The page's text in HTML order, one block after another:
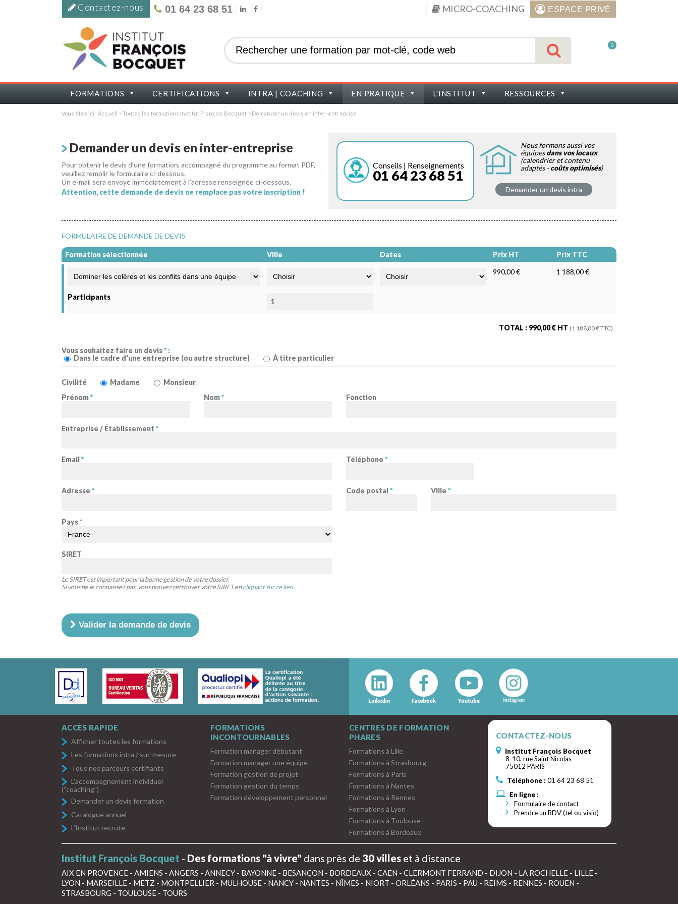
Contactez-nous 01 64 23 68 51 MICRO-COACHING ESPACE PRIVÉ
0
FORMATIONS CERTIFICATIONS INTRA | COACHING EN PRATIQUE L'INSTITUT RESSOURCES
Vous êtes ici : Accueil >Toutes les formations Institut François Bocquet > Demander un devis en inter-entreprise
Demander un devis en inter-entreprise
Pour obtenir le devis d'une formation, accompagné du programme au format PDF,
veuillez remplir le formulaire ci-dessous.
Un e-mail sera envoyé immédiatement à l'adresse renseignée ci-dessous.
Attention, cette demande de devis ne remplace pas votre inscription !
Conseils | Renseignements
01 64 23 68 51
Nous formons aussi vos
équipesdans vos locaux
(calendrier et contenu
adaptés -coûts optimisés)
Demander un devis intra
FORMULAIRE DE DEMANDE DE DEVIS
Formation sélectionnée Ville Dates Prix HT
Prix TTC
990,00 €
1 188,00 €
Participants
TOTAL : 990,00€ HT ( 1 188,00€ TTC)
Vous souhaitez faire un devis* :
Dans le cadre d'une entreprise (ou autre structure)
À titre particulier
Civilité Madame
Monsieur
Prénom* Nom* Fonction
Entreprise / Établissement *
Email* Téléphone *
Adresse * Code postal* Ville *
Pays*
SIRET
Le SIRET est important pour la bonne gestion de votre dossier.
Si vous ne le connaissez pas, vous pouvez retrouver votre SIRET encliquant sur ce lien
Valider la demande de devis
ACCÈS RAPIDE
Afficher toutes les formations
Les formations intra / sur-mesure
Tous nos parcours certifiants
L’accompagnement individuel
(“coaching”)
Demander un devis formation
Catalogue annuel
L’Institut recrute
FORMATIONS
INCONTOURNABLES
Formation manager débutant
Formation manager une équipe
Formation gestion de projet
Formation gestion du temps
Formation développement personnel
CENTRES DE FORMATION
PHARES
Formations à Lille
Formations à Strasbourg
Formations à Paris
Formations à Nantes
Formations à Rennes
Formations à Lyon
Formations à Toulouse
Formations à Bordeaux
CONTACTEZ-NOUS
Institut François Bocquet
8-10, rue Saint Nicolas
75012 PARIS
Téléphone : 01 64 23 68 51
En ligne :
Formulaire de contact
Prendre un RDV (tel ou visio)
Institut François Bocquet - Des formations "à vivre" dans près de 30 villes et à distance
AIX EN PROVENCE - AMIENS - ANGERS - ANNECY - BAYONNE - BESANÇON - BORDEAUX - CAEN - CLERMONT FERRAND - DIJON - LA ROCHELLE - LILLE -
LYON - MARSEILLE - METZ - MONTPELLIER - MULHOUSE - NANCY - NANTES - NÎMES - NIORT - ORLÉANS - PARIS - PAU - REIMS - RENNES - ROUEN -
STRASBOURG - TOULOUSE - TOURS